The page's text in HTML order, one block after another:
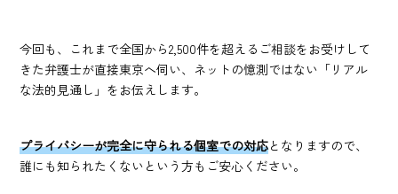
今回も、これまで全国から2,500件を超えるご相談をお受けして
きた弁護士が直接東京へ伺い、ネットの憶測ではない「リアル
な法的見通し」をお伝えします。
プライバシーが完全に守られる個室での対応となりますので、
誰にも知られたくないという方もご安心ください。